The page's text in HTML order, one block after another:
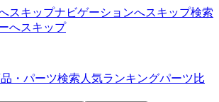
スキップナビゲーションへスキップ検索
へスキップ
・パーツ検索 人気ランキングパーツ比